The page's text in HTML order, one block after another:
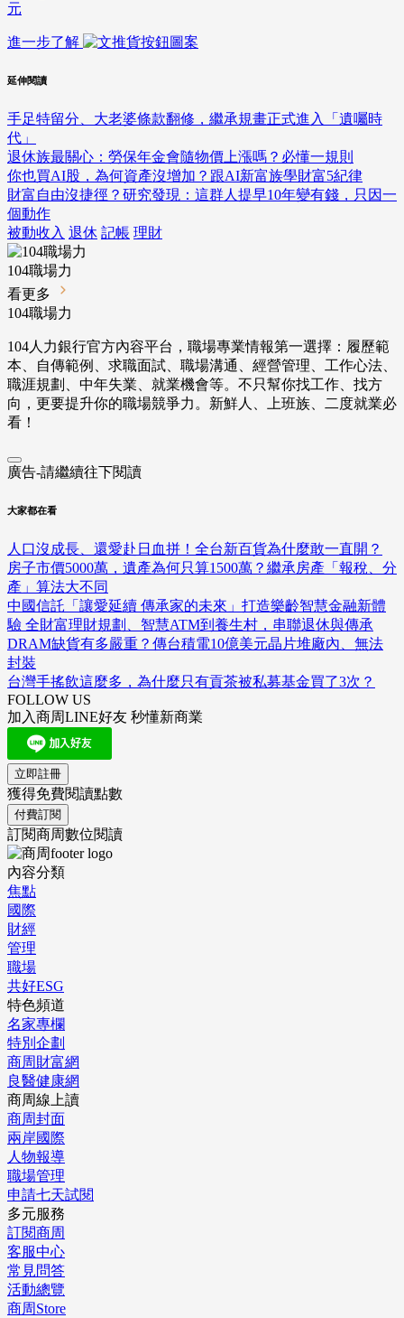
元
進一步了解
延伸閱讀
手足特留分、大老婆條款翻修，繼承規畫正式進入「遺囑時
代」
退休族最關心：勞保年金會隨物價上漲嗎？必懂一規則
你也買AI股，為何資產沒增加？跟AI新富族學財富5紀律
財富自由沒捷徑？研究發現：這群人提早10年變有錢，只因一
個動作
被動收入 退休 記帳 理財
104職場力
看更多
104職場力
104人力銀行官方內容平台，職場專業情報第一選擇：履歷範
本、自傳範例、求職面試、職場溝通、經營管理、工作心法、
職涯規劃、中年失業、就業機會等。不只幫你找工作、找方
向，更要提升你的職場競爭力。新鮮人、上班族、二度就業必
看！
廣告-請繼續往下閱讀
大家都在看
人口沒成長、還愛赴日血拼！全台新百貨為什麼敢一直開？
房子市價5000萬，遺產為何只算1500萬？繼承房產「報稅、分
產」算法大不同
中國信託「讓愛延續 傳承家的未來」打造樂齡智慧金融新體
驗 全財富理財規劃、智慧ATM到養生村，串聯退休與傳承
DRAM缺貨有多嚴重？傳台積電10億美元晶片堆廠內、無法
封裝
台灣手搖飲這麼多，為什麼只有貢茶被私募基金買了3次？
FOLLOW US
加入商周LINE好友 秒懂新商業
立即註冊
獲得免費閱讀點數
付費訂閱
訂閱商周數位閱讀
內容分類
焦點
國際
財經
管理
職場
共好ESG
特色頻道
名家專欄
特別企劃
商周財富網
良醫健康網
商周線上讀
商周封面
兩岸國際
人物報導
職場管理
申請七天試閱
多元服務
訂閱商周
客服中心
常見問答
活動總覽
商周Store